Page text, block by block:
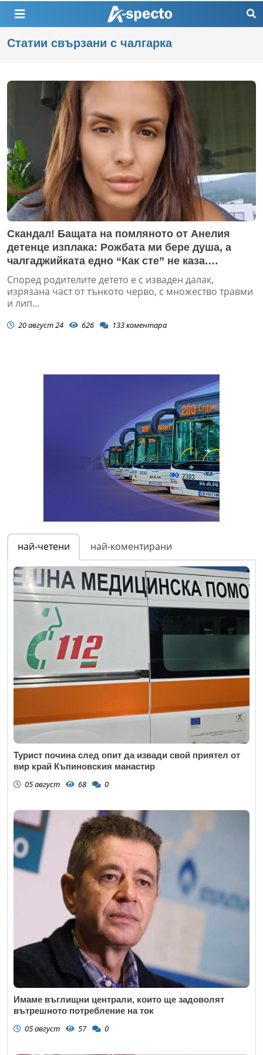
Статии свързани с чалгарка
Скандал! Бащата на помляното от Анелия
детенце изплака: Рожбата ми бере душа, а
чалгаджийката едно “Как сте” не каза.
Тъпкачите й ще покрият случая
Според родителите детето е с изваден далак,
изрязана част от тънкото черво, с множество травми
и лип...
20 август 24 626 133коментара
най-четени най-коментирани
Турист почина след опит да извади свой приятел от
вир край Къпиновския манастир
05 август 68 0
Имаме въглищни централи, които ще задоволят
вътрешното потребление на ток
05 август 57 0